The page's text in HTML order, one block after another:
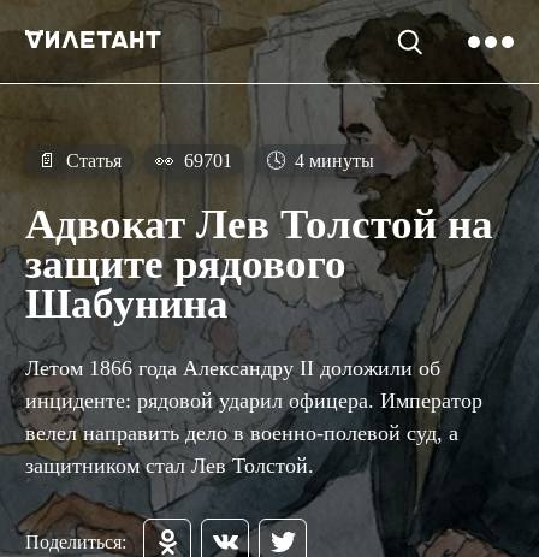
📄 Статья 👀 69701 🕓 4 минуты
Адвокат Лев Толстой на
защите рядового
Шабунина
Летом 1866 года Александру II доложили об
инциденте: рядовой ударил офицера. Император
велел направить дело в военно-полевой суд, а
защитником стал Лев Толстой.
Поделиться: